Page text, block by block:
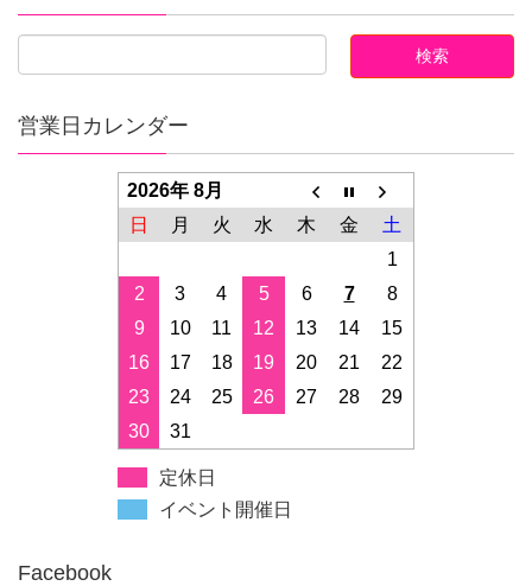
営業日カレンダー
2026年 8月
日
月 火 水 木 金
土
1
2
3 4 5 6 7
8
9
10 11 12 13 14
15
16
17 18 19 20 21
22
23
24 25 26 27 28
29
30
31
定休日
イベント開催日
Facebook